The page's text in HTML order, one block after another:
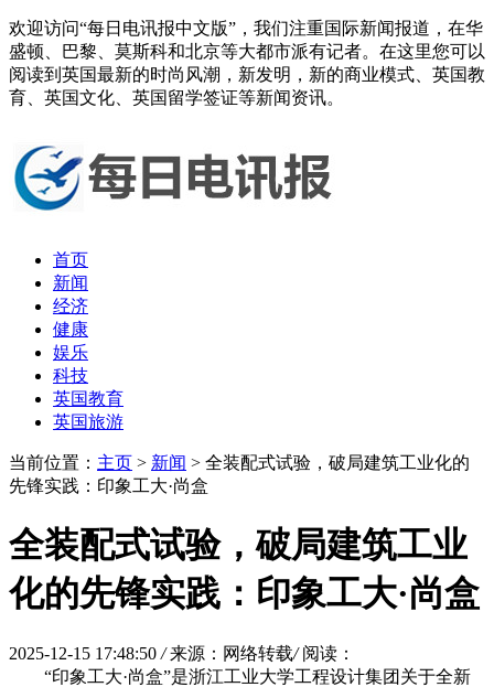
欢迎访问“每日电讯报中文版”，我们注重国际新闻报道，在华
盛顿、巴黎、莫斯科和北京等大都市派有记者。在这里您可以
阅读到英国最新的时尚风潮，新发明，新的商业模式、英国教
育、英国文化、英国留学签证等新闻资讯。
首页
新闻
经济
健康
娱乐
科技
英国教育
英国旅游
当前位置： 主页 > 新闻 > 全装配式试验，破局建筑工业化的
先锋实践：印象工大·尚盒
全装配式试验，破局建筑工业
化的先锋实践：印象工大·尚盒
2025-12-15 17:48:50 / 来源：网络转载/ 阅读：
“印象工大·尚盒”是浙江工业大学工程设计集团关于全新